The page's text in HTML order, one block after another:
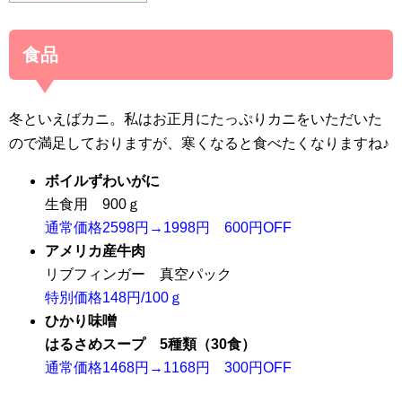
食品
冬といえばカニ。私はお正月にたっぷりカニをいただいた
ので満足しておりますが、寒くなると食べたくなりますね♪
ボイルずわいがに
生食用 900ｇ
通常価格2598円→1998円 600円OFF
アメリカ産牛肉
リブフィンガー 真空パック
特別価格148円/100ｇ
ひかり味噌
はるさめスープ 5種類（30食）
通常価格1468円→1168円 300円OFF